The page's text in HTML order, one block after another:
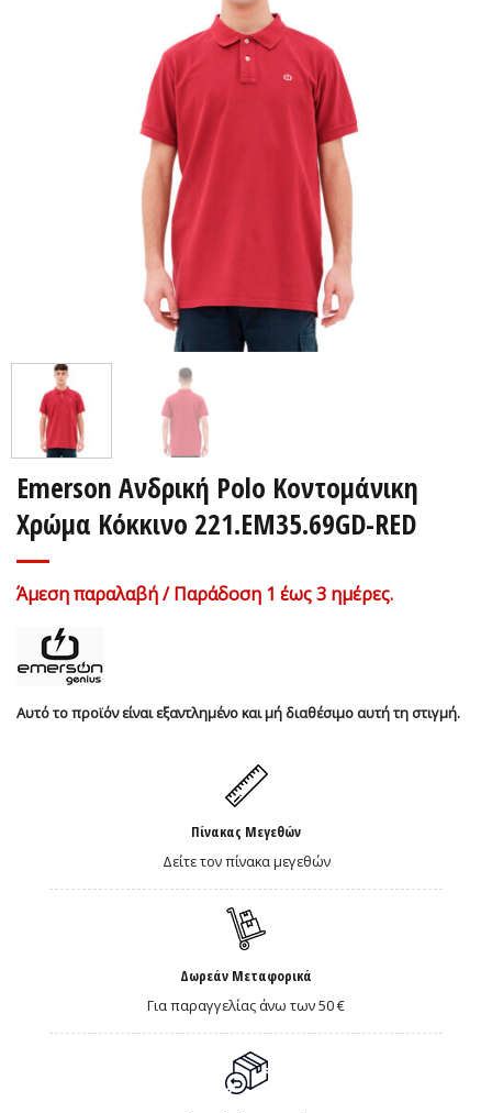
Emerson Ανδρική Polo Κοντομάνικη
Χρώμα Κόκκινο 221.EM35.69GD-RED
Άμεση παραλαβή / Παράδοση 1 έως 3 ημέρες.
Αυτό το προϊόν είναι εξαντλημένο και μή διαθέσιμο αυτή τη στιγμή.
Πίνακας Μεγεθών
Δείτε τον πίνακα μεγεθών
Δωρεάν Μεταφορικά
Για παραγγελίας άνω των 50 €